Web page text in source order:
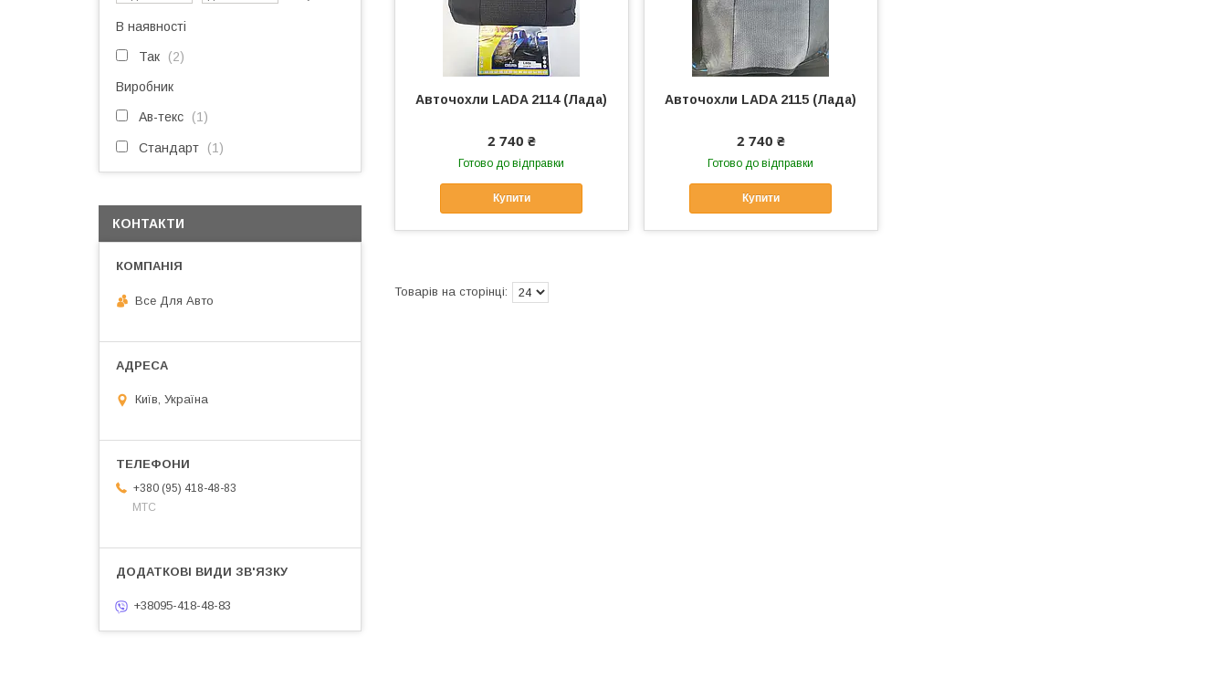
Авточохли LADA 2114 (Лада)
2 740 ₴
Готово до відправки
Купити
Авточохли LADA 2115 (Лада)
2 740 ₴
Готово до відправки
Купити
В наявності
Так 2
Виробник
Ав-текс 1
Стандарт 1
КОНТАКТИ
Все Для Авто
Київ, Україна
+380 (95) 418-48-83
МТС
+38095-418-48-83